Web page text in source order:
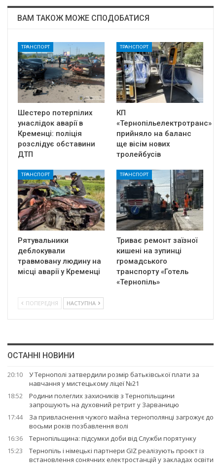
ВАМ ТАКОЖ МОЖЕ СПОДОБАТИСЯ
ТРАНСПОРТ
Шестеро потерпілих
унаслідок аварії в
Кременці: поліція
розслідує обставини
ДТП
ТРАНСПОРТ
КП
«Тернопільелектротранс»
прийняло на баланс
ще вісім нових
тролейбусів
ТРАНСПОРТ
Рятувальники
деблокували
травмовану людину на
місці аварії у Кременці
ТРАНСПОРТ
Триває ремонт заїзної
кишені на зупинці
громадського
транспорту «Готель
«Тернопіль»
ПОПЕРЕДНЯ НАСТУПНА
ОСТАННІ НОВИНИ
20:10
У Тернополі затвердили розмір батьківської плати за
навчання у мистецькому ліцеї №21
18:52
Родини полеглих захисників з Тернопільщини
запрошують на духовний ретрит у Зарваницю
17:44
За привласнення чужого майна тернополянці загрожує до
восьми років позбавлення волі
16:36
Тернопільщина: підсумки доби від Служби порятунку
15:23
Тернопіль і німецькі партнери GIZ реалізують проєкт із
встановлення сонячних електростанцій у закладах освіти